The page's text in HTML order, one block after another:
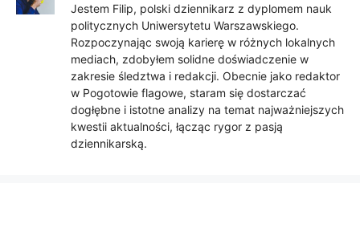
Jestem Filip, polski dziennikarz z dyplomem nauk
politycznych Uniwersytetu Warszawskiego.
Rozpoczynając swoją karierę w różnych lokalnych
mediach, zdobyłem solidne doświadczenie w
zakresie śledztwa i redakcji. Obecnie jako redaktor
w Pogotowie flagowe, staram się dostarczać
dogłębne i istotne analizy na temat najważniejszych
kwestii aktualności, łącząc rygor z pasją
dziennikarską.